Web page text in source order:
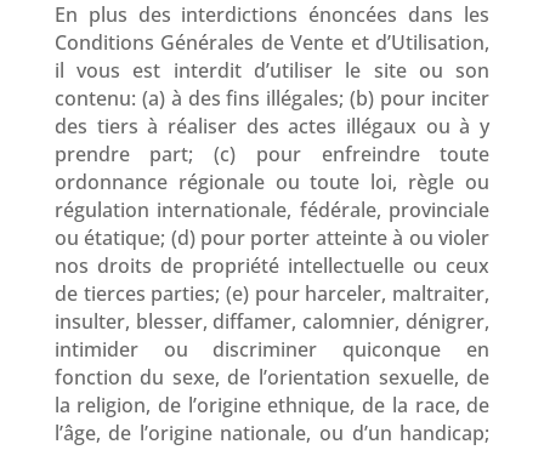
En plus des interdictions énoncées dans les
Conditions Générales de Vente et d’Utilisation,
il vous est interdit d’utiliser le site ou son
contenu: (a) à des fins illégales; (b) pour inciter
des tiers à réaliser des actes illégaux ou à y
prendre part; (c) pour enfreindre toute
ordonnance régionale ou toute loi, règle ou
régulation internationale, fédérale, provinciale
ou étatique; (d) pour porter atteinte à ou violer
nos droits de propriété intellectuelle ou ceux
de tierces parties; (e) pour harceler, maltraiter,
insulter, blesser, diffamer, calomnier, dénigrer,
intimider ou discriminer quiconque en
fonction du sexe, de l’orientation sexuelle, de
la religion, de l’origine ethnique, de la race, de
l’âge, de l’origine nationale, ou d’un handicap;